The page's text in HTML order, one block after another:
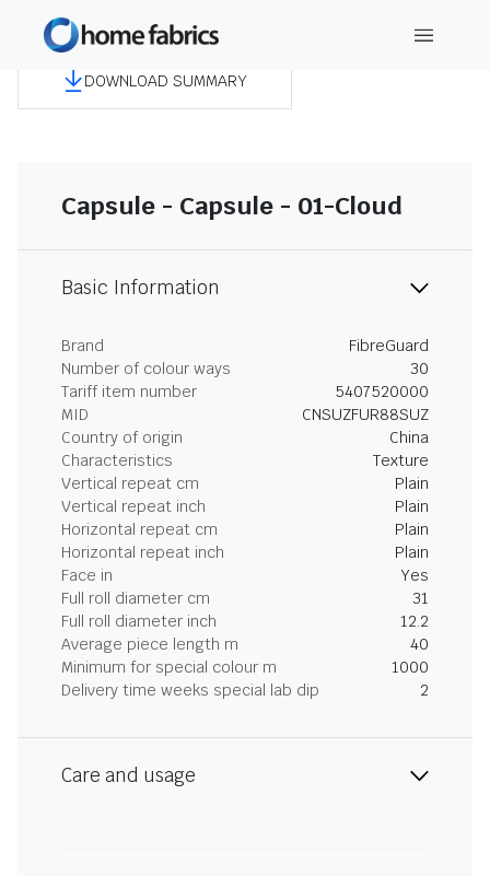
DOWNLOAD SUMMARY
Capsule - Capsule - 01-Cloud
Basic Information
Brand
FibreGuard
Number of colour ways
30
Tariff item number
5407520000
MID
CNSUZFUR88SUZ
Country of origin
China
Characteristics
Texture
Vertical repeat cm
Plain
Vertical repeat inch
Plain
Horizontal repeat cm
Plain
Horizontal repeat inch
Plain
Face in
Yes
Full roll diameter cm
31
Full roll diameter inch
12.2
Average piece length m
40
Minimum for special colour m
1000
Delivery time weeks special lab dip
2
Care and usage